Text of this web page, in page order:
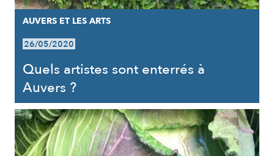
AUVERS ET LES ARTS
26/05/2020
Quels artistes sont enterrés à
Auvers ?